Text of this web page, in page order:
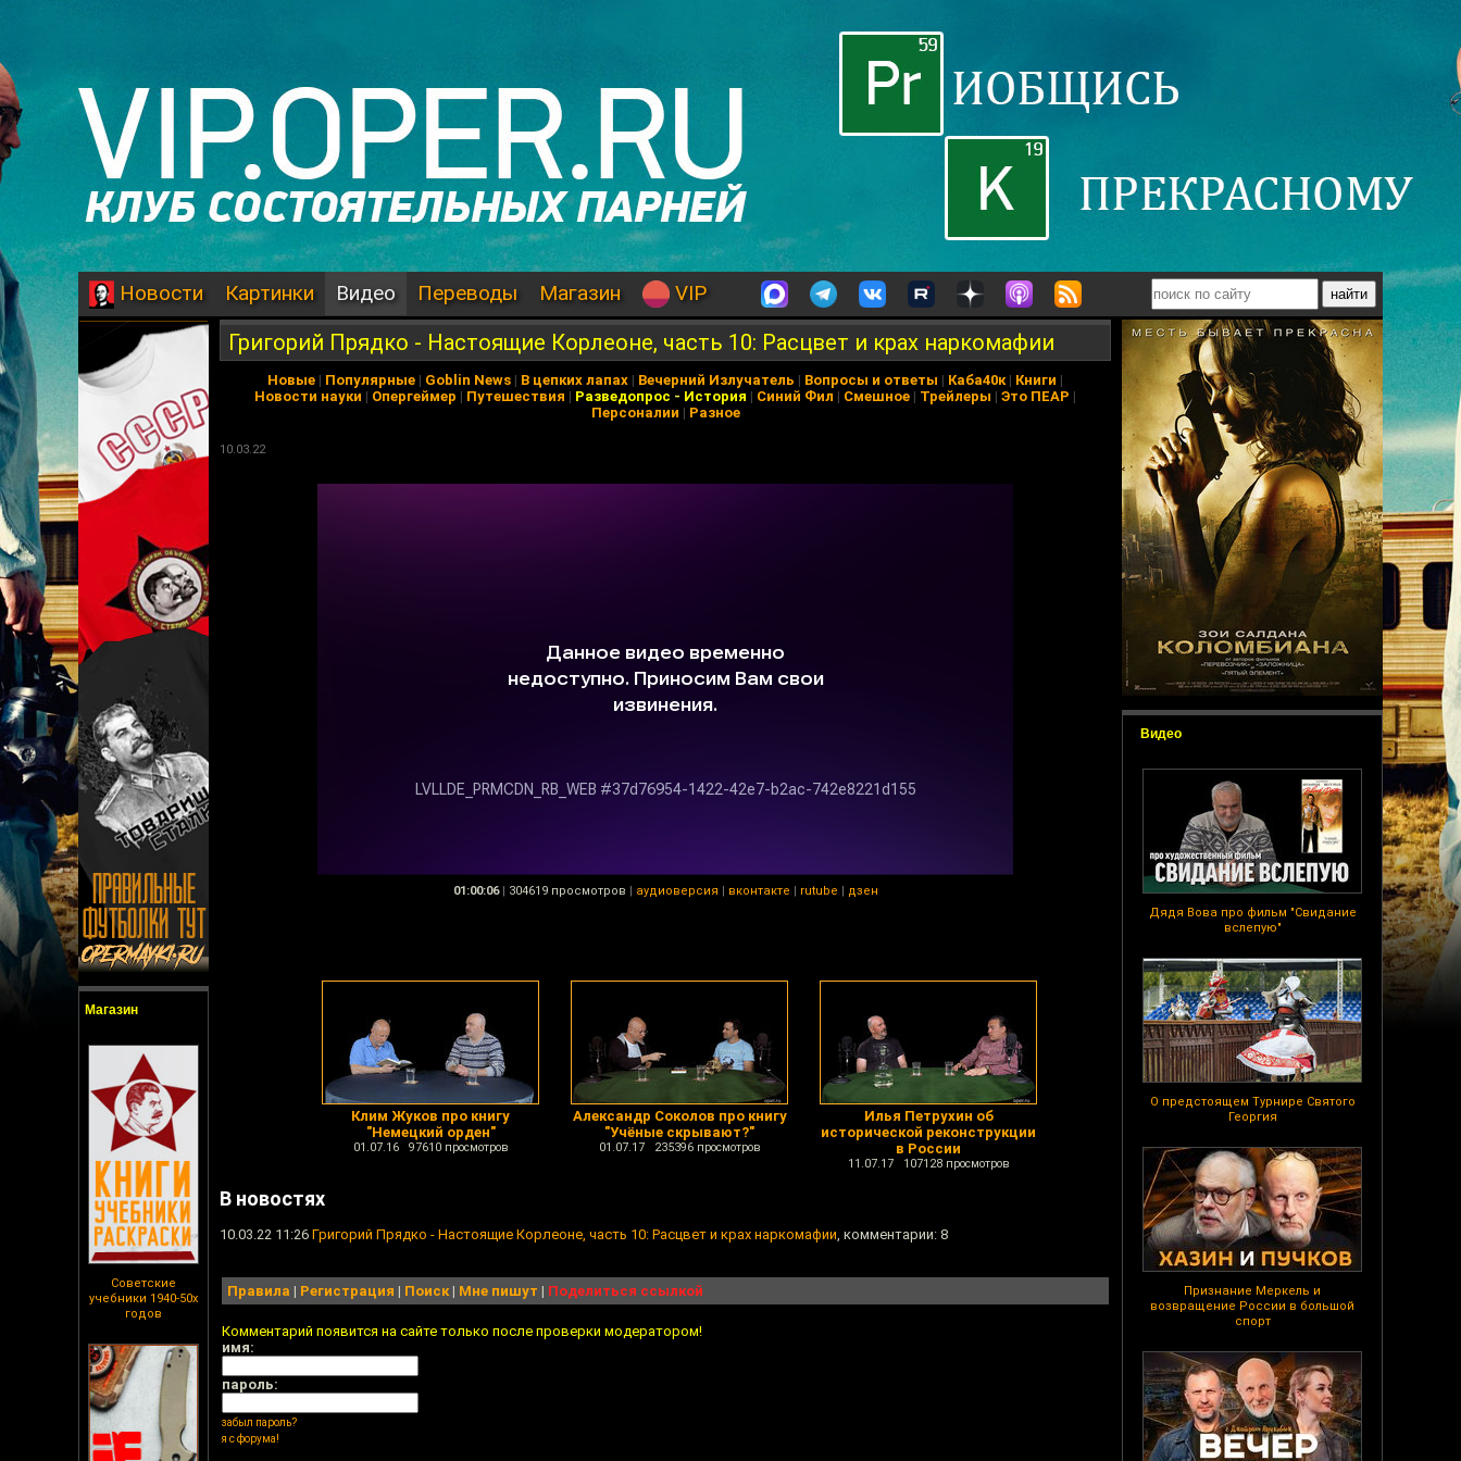
Новости Картинки Видео Переводы Магазин VIP
Магазин
Советские
учебники 1940-50х
годов
Видео
Дядя Вова про фильм "Свидание
вслепую"
О предстоящем Турнире Святого
Георгия
Признание Меркель и
возвращение России в большой
спорт
Григорий Прядко - Настоящие Корлеоне, часть 10: Расцвет и крах наркомафии
Новые | Популярные | Goblin News | В цепких лапах | Вечерний Излучатель | Вопросы и ответы | Каба40к| Книги |
Новости науки | Опергеймер | Путешествия | Разведопрос - История | Синий Фил | Смешное | Трейлеры | Это ПЕАР |
Персоналии | Разное
10.03.22
01:00:06 | 304619 просмотров | аудиоверсия | вконтакте | rutube | дзен
Клим Жуков про книгу
"Немецкий орден"
01.07.16 97610 просмотров
Александр Соколов про книгу
"Учёные скрывают?"
01.07.17 235396 просмотров
Илья Петрухин об
исторической реконструкции
в России
11.07.17 107128 просмотров
В новостях
10.03.22 11:26 Григорий Прядко - Настоящие Корлеоне, часть 10: Расцвет и крах наркомафии, комментарии: 8
Правила | Регистрация | Поиск| Мне пишут | Поделиться ссылкой
Комментарий появится на сайте только после проверки модератором!
имя:
пароль:
забыл пароль?
я с форума!